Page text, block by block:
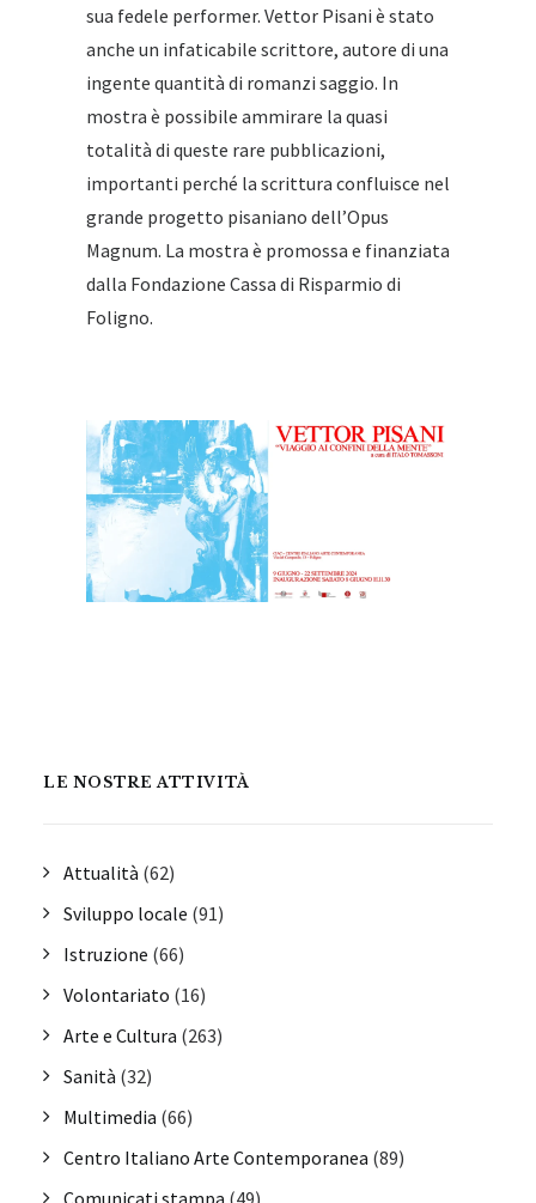
sua fedele performer. Vettor Pisani è stato
anche un infaticabile scrittore, autore di una
ingente quantità di romanzi saggio. In
mostra è possibile ammirare la quasi
totalità di queste rare pubblicazioni,
importanti perché la scrittura confluisce nel
grande progetto pisaniano dell’Opus
Magnum. La mostra è promossa e finanziata
dalla Fondazione Cassa di Risparmio di
Foligno.
LE NOSTRE ATTIVITÀ
Attualità (62)
Sviluppo locale (91)
Istruzione (66)
Volontariato (16)
Arte e Cultura (263)
Sanità (32)
Multimedia (66)
Centro Italiano Arte Contemporanea (89)
Comunicati stampa (49)